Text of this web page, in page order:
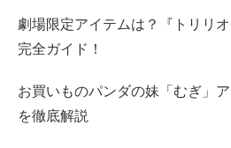
劇場限定アイテムは？『トリリ
完全ガイド！
お買いものパンダの妹「むぎ」
を徹底解説